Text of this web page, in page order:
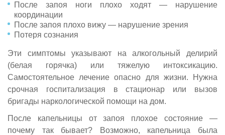
После запоя ноги плохо ходят — нарушение
координации
После запоя плохо вижу — нарушение зрения
Потеря сознания
Эти симптомы указывают на алкогольный делирий
(белая горячка) или тяжелую интоксикацию.
Самостоятельное лечение опасно для жизни. Нужна
срочная госпитализация в стационар или вызов
бригады наркологической помощи на дом.
После капельницы от запоя плохое состояние —
почему так бывает? Возможно, капельница была
Оставить заявку
Нажимая кнопку «Оставить заявку», вы соглашаетесь с
Оставить заявку
Нажимая кнопку «Оставить заявку», вы соглашаетесь с
Оставить заявку
политикой конфиденциальности
Отправить
Нажимая на кнопку ”Отправить”, Вы даёте своё
согласие наобработку персональных данных
Нажимая кнопку "Отправить", вы соглашаетесь с
политикой конфиденциальности
Нажимая на кнопку ”Отправить вопрос”, Вы даёте своё
согласие наобработку персональных данных
Капельница от похмелья
Нарколог на дом
Снятие ломки
Оставить заявку
Нажимая кнопку «Оставить заявку», вы соглашаетесь с